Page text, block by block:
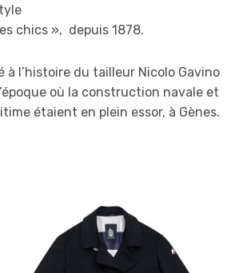
chics », depuis 1878.
à l’histoire du tailleur Nicolo Gavino
où la construction navale et
étaient en plein essor, à Gènes.